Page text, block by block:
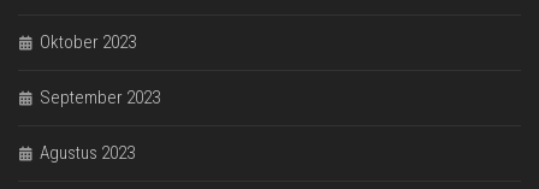
Oktober 2023
September 2023
Agustus 2023